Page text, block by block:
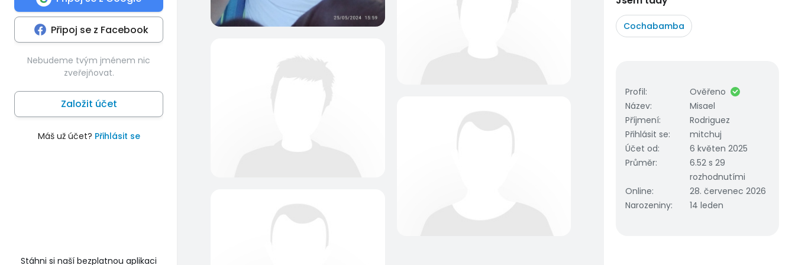
Připoj se z Facebook
Nebudeme tvým jménem nic
zveřejňovat.
Založit účet
Máš už účet? Přihlásit se
Stáhni si naší bezplatnou aplikaci
Cochabamba
Profil:
Ověřeno
Název:
Misael
Příjmení:
Rodriguez
Přihlásit se:
mitchuj
Účet od:
6 květen 2025
Průměr:
6.52 s 29
rozhodnutími
Online:
28. červenec 2026
Narozeniny: 14 leden